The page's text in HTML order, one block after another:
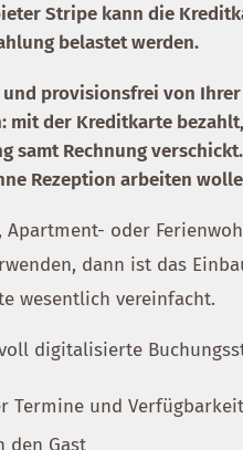
Stripe kann die
belastet werden.
provisionsfrei von
mit der Kreditkarte
samt Rechnung
Rezeption arbeiten
oder
dann ist das
wesentlich vereinfacht.
digitalisierte
Termine und
den Gast